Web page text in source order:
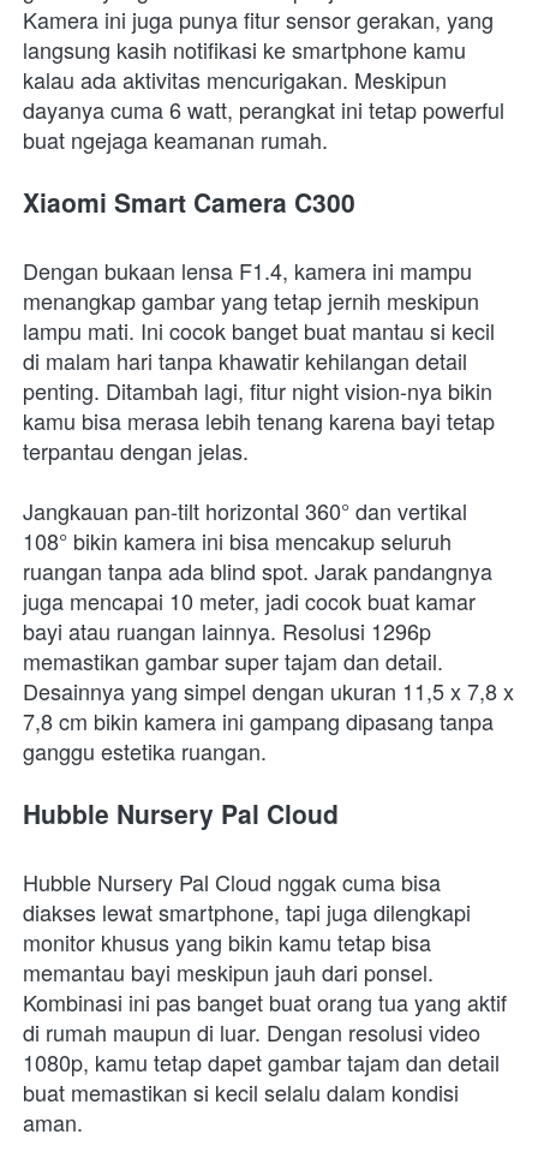
Kamera ini juga punya fitur sensor gerakan, yang
langsung kasih notifikasi ke smartphone kamu
kalau ada aktivitas mencurigakan. Meskipun
dayanya cuma 6 watt, perangkat ini tetap powerful
buat ngejaga keamanan rumah.
Xiaomi Smart Camera C300
Dengan bukaan lensa F1.4, kamera ini mampu
menangkap gambar yang tetap jernih meskipun
lampu mati. Ini cocok banget buat mantau si kecil
di malam hari tanpa khawatir kehilangan detail
penting. Ditambah lagi, fitur night vision-nya bikin
kamu bisa merasa lebih tenang karena bayi tetap
terpantau dengan jelas.
Jangkauan pan-tilt horizontal 360° dan vertikal
108° bikin kamera ini bisa mencakup seluruh
ruangan tanpa ada blind spot. Jarak pandangnya
juga mencapai 10 meter, jadi cocok buat kamar
bayi atau ruangan lainnya. Resolusi 1296p
memastikan gambar super tajam dan detail.
Desainnya yang simpel dengan ukuran 11,5 x 7,8 x
7,8 cm bikin kamera ini gampang dipasang tanpa
ganggu estetika ruangan.
Hubble Nursery Pal Cloud
Hubble Nursery Pal Cloud nggak cuma bisa
diakses lewat smartphone, tapi juga dilengkapi
monitor khusus yang bikin kamu tetap bisa
memantau bayi meskipun jauh dari ponsel.
Kombinasi ini pas banget buat orang tua yang aktif
di rumah maupun di luar. Dengan resolusi video
1080p, kamu tetap dapet gambar tajam dan detail
buat memastikan si kecil selalu dalam kondisi
aman.